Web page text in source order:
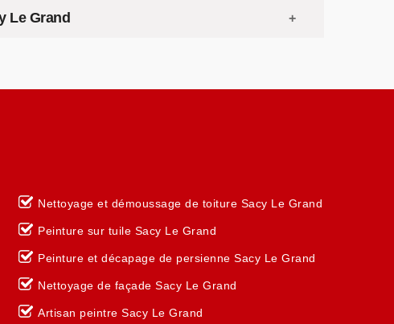
Le Grand
Nettoyage et démoussage de toiture Sacy Le Grand
Peinture sur tuile Sacy Le Grand
Peinture et décapage de persienne Sacy Le Grand
Nettoyage de façade Sacy Le Grand
Artisan peintre Sacy Le Grand